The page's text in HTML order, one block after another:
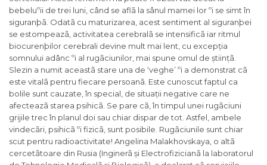
bebeluºii de trei luni, când se aflã la sânul mamei lor ºi se simt în
siguranþã. Odatã cu maturizarea, acest sentiment al siguranþei
se estompeazã, activitatea cerebralã se intensificã iar ritmul
biocurenþilor cerebrali devine mult mai lent, cu excepția
somnului adânc ºi al rugãciunilor, mai spune omul de științã.
Slezin a numit aceastã stare una de ‘veghe’ ºi a demonstrat cã
este vitalã pentru fiecare persoanã. Este cunoscut faptul ca
bolile sunt cauzate, în special, de situații negative care ne
afecteazã starea psihicã. Se pare cã, în timpul unei rugãciuni
grijile trec în planul doi sau chiar dispar de tot. Astfel, ambele
vindecãri, psihicã ºi fizicã, sunt posibile. Rugãciunile sunt chiar
scut pentru radioactivitate! Angelina Malakhovskaya, o altã
cercetãtoare din Rusia (Inginerã și Electrofizicianã la laboratorul